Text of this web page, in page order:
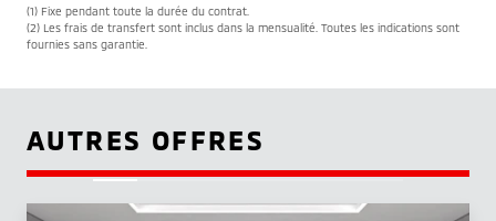
(1) Fixe pendant toute la durée du contrat.
(2) Les frais de transfert sont inclus dans la mensualité. Toutes les indications sont
fournies sans garantie.
AUTRES OFFRES